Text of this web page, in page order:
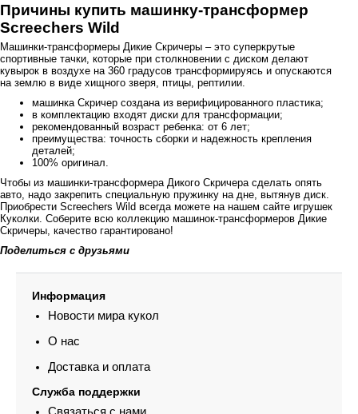
Причины купить машинку-трансформер
Screechers Wild
Машинки-трансформеры Дикие Скричеры – это суперкрутые
спортивные тачки, которые при столкновении с диском делают
кувырок в воздухе на 360 градусов трансформируясь и опускаются
на землю в виде хищного зверя, птицы, рептилии.
машинка Скричер создана из верифицированного пластика;
в комплектацию входят диски для трансформации;
рекомендованный возраст ребенка: от 6 лет;
преимущества: точность сборки и надежность крепления
деталей;
100% оригинал.
Чтобы из машинки-трансформера Дикого Скричера сделать опять
авто, надо закрепить специальную пружинку на дне, вытянув диск.
Приобрести Screechers Wild всегда можете на нашем сайте игрушек
Куколки. Соберите всю коллекцию машинок-трансформеров Дикие
Скричеры, качество гарантировано!
Поделиться с друзьями
Информация
Новости мира кукол
О нас
Доставка и оплата
Служба поддержки
Связаться с нами